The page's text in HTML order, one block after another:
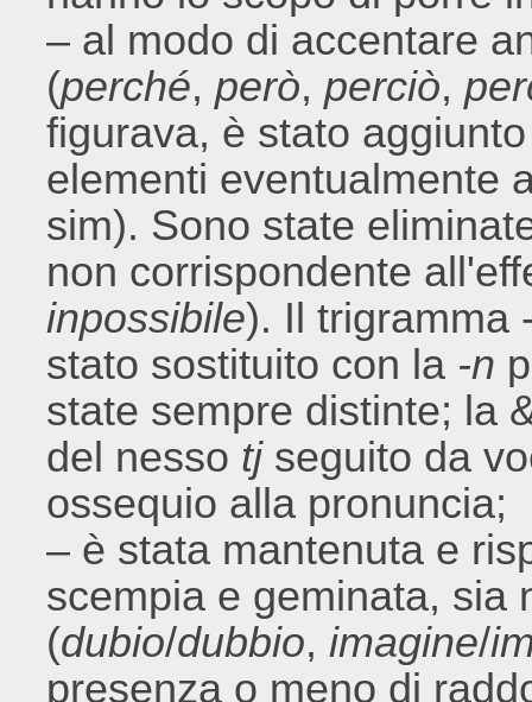
– al modo di accentare
(perché,però,perciò,
figurava, è stato
elementi eventualmente
sim). Sono state
non corrispondente
inpossibile). Il trigramma
stato sostituito con la -n
state sempre distinte; la
del nesso tjseguito da
ossequio alla pronuncia;
– è stata mantenuta e
scempia e geminata, sia
(dubio/dubbio, imagine/
presenza o meno di